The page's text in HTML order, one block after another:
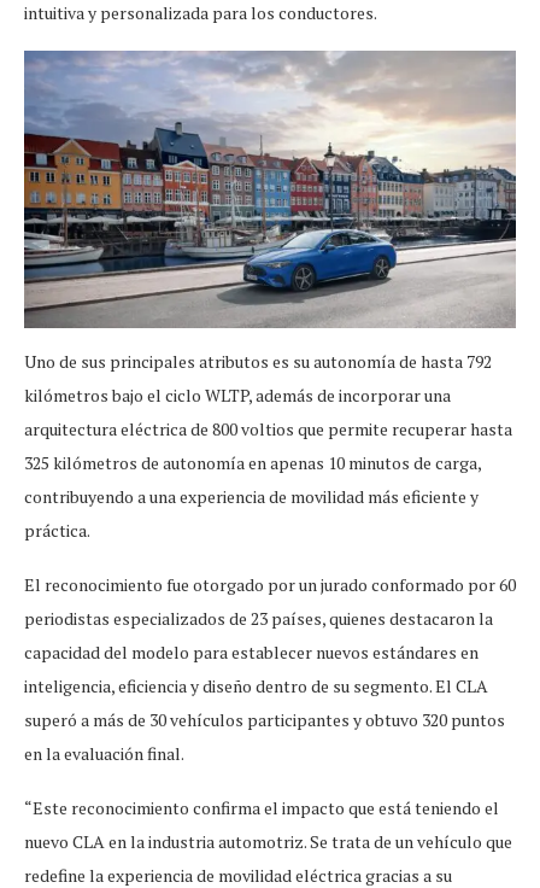
intuitiva y personalizada para los conductores.
Uno de sus principales atributos es su autonomía de hasta 792
kilómetros bajo el ciclo WLTP, además de incorporar una
arquitectura eléctrica de 800 voltios que permite recuperar hasta
325 kilómetros de autonomía en apenas 10 minutos de carga,
contribuyendo a una experiencia de movilidad más eficiente y
práctica.
El reconocimiento fue otorgado por un jurado conformado por 60
periodistas especializados de 23 países, quienes destacaron la
capacidad del modelo para establecer nuevos estándares en
inteligencia, eficiencia y diseño dentro de su segmento. El CLA
superó a más de 30 vehículos participantes y obtuvo 320 puntos
en la evaluación final.
“Este reconocimiento confirma el impacto que está teniendo el
nuevo CLA en la industria automotriz. Se trata de un vehículo que
redefine la experiencia de movilidad eléctrica gracias a su